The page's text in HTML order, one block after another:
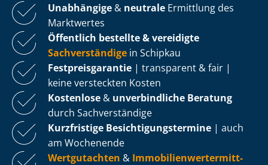
Unabhängige & neutrale Ermittlung des
Marktwertes
Öffentlich bestellte & vereidigte
Sachverständige in Schipkau
Fest­preis­ga­ran­tie | transparent & fair |
keine versteckten Kosten
Kostenlose & unverbindliche Beratung
durch Sachverständige
Kurzfristige Be­sich­ti­gungs­ter­mi­ne | auch
am Wochenende
Wertgutachten & Im­mo­bi­li­en­wert­ermitt­